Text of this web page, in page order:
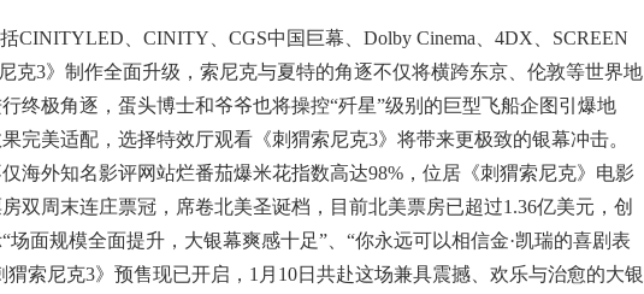
CINITYLED、CINITY、CGS中国巨幕、Dolby Cinema、4DX、SCREEN
克3》制作全面升级，索尼克与夏特的角逐不仅将横跨东京、伦敦等世界地
终极角逐，蛋头博士和爷爷也将操控“歼星”级别的巨型飞船企图引爆地
完美适配，选择特效厅观看《刺猬索尼克3》将带来更极致的银幕冲击。
海外知名影评网站烂番茄爆米花指数高达98%，位居《刺猬索尼克》电影
双周末连庄票冠，席卷北美圣诞档，目前北美票房已超过1.36亿美元，创
面规模全面提升，大银幕爽感十足”、“你永远可以相信金·凯瑞的喜剧表
索尼克3》预售现已开启，1月10日共赴这场兼具震撼、欢乐与治愈的大银